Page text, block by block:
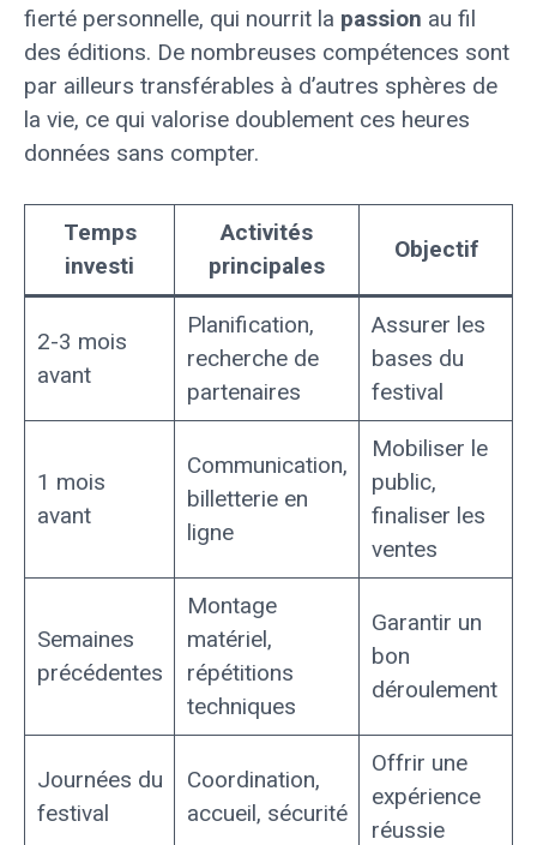
fierté personnelle, qui nourrit la passion au fil
des éditions. De nombreuses compétences sont
par ailleurs transférables à d’autres sphères de
la vie, ce qui valorise doublement ces heures
données sans compter.
Temps
investi
Activités
principales
Objectif
2-3 mois
avant
Planification,
recherche de
partenaires
Assurer les
bases du
festival
1 mois
avant
Communication,
billetterie en
ligne
Mobiliser le
public,
finaliser les
ventes
Semaines
précédentes
Montage
matériel,
répétitions
techniques
Garantir un
bon
déroulement
Journées du
festival
Coordination,
accueil, sécurité
Offrir une
expérience
réussie